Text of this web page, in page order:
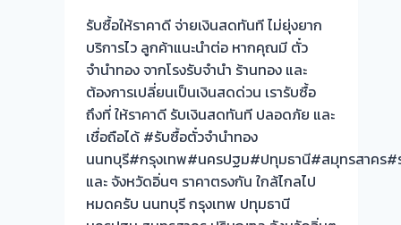
รอ
จบ
หน้า
งาน
รับ
ซื้อ
ตั๋ว
จำนำ
รับซื้อให้ราคาดี จ่ายเงินสดทันที ไม่ยุ่งยาก
บริการไว ลูกค้าแนะนำต่อ หากคุณมี ตั๋ว
จำนำทอง จากโรงรับจำนำ ร้านทอง และ
ต้องการเปลี่ยนเป็นเงินสดด่วน เรารับซื้อ
ถึงที่ ให้ราคาดี รับเงินสดทันที ปลอดภัย และ
เชื่อถือได้ #รับซื้อตั๋วจำนำทอง
นนทบุรี#กรุงเทพ#นครปฐม#ปทุมธานี#สมุทรสาคร#
และ จังหวัดอิ่นๆ ราคาตรงกัน ใกล้ไกลไป
หมดครับ นนทบุรี กรุงเทพ ปทุมธานี